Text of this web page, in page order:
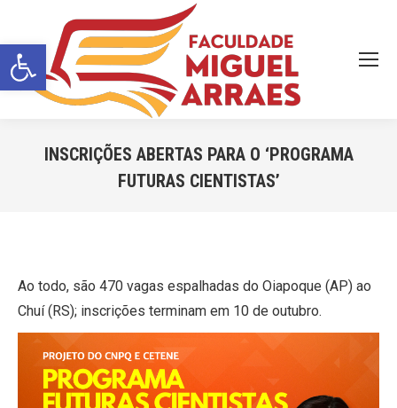
Barra de Ferramentas Aberta
INSCRIÇÕES ABERTAS PARA O ‘PROGRAMA
FUTURAS CIENTISTAS’
Ao todo, são 470 vagas espalhadas do Oiapoque (AP) ao
Chuí (RS); inscrições terminam em 10 de outubro.